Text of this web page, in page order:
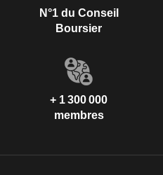
N°1 du Conseil
Boursier
+ 1 300 000
membres